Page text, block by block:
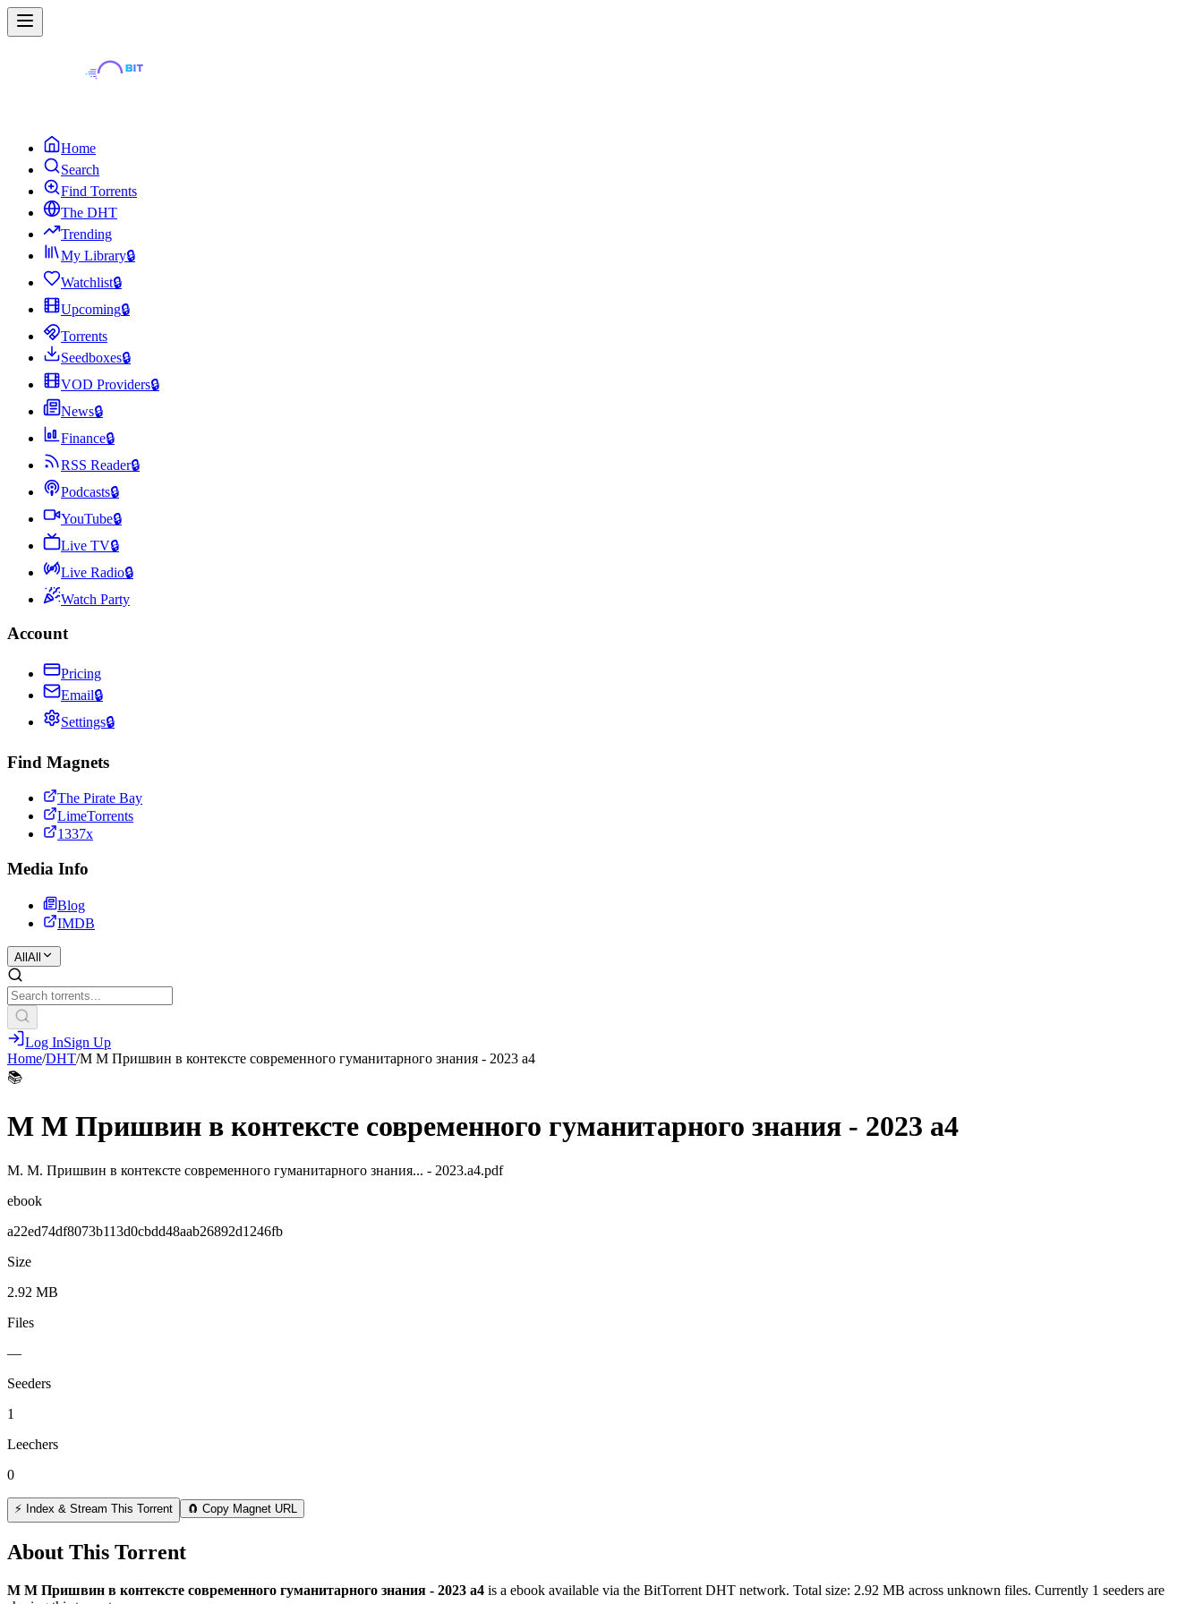
Home
Search
Find Torrents
The DHT
Trending
My Library🔒
Watchlist🔒
Upcoming🔒
Torrents
Seedboxes🔒
VOD Providers🔒
News🔒
Finance🔒
RSS Reader🔒
Podcasts🔒
YouTube🔒
Live TV🔒
Live Radio🔒
Watch Party
Account
Pricing
Email🔒
Settings🔒
Find Magnets
The Pirate Bay
LimeTorrents
1337x
Media Info
Blog
IMDB
All All
Log InSign Up
Home/DHT/М М Пришвин в контексте современного гуманитарного знания - 2023 a4
📚
М М Пришвин в контексте современного гуманитарного знания - 2023 a4
М. М. Пришвин в контексте современного гуманитарного знания... - 2023.a4.pdf
ebook
a22ed74df8073b113d0cbdd48aab26892d1246fb
Size
2.92 MB
Files
—
Seeders
1
Leechers
0
⚡ Index & Stream This Torrent 🧲 Copy Magnet URL
About This Torrent
М М Пришвин в контексте современного гуманитарного знания - 2023 a4 is a ebook available via the BitTorrent DHT network. Total size: 2.92 MB across unknown files. Currently 1 seeders are